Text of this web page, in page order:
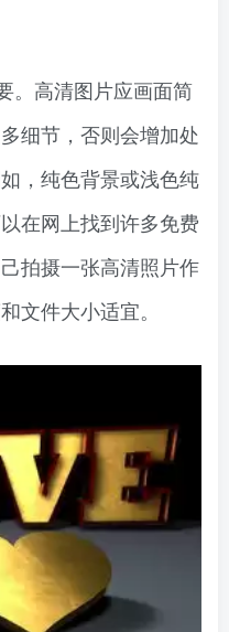
。高清图片应画面简
细节，否则会增加处
，纯色背景或浅色纯
在网上找到许多免费
拍摄一张高清照片作
文件大小适宜。